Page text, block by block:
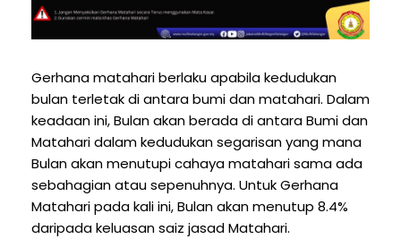
Gerhana matahari berlaku apabila kedudukan
bulan terletak di antara bumi dan matahari. Dalam
keadaan ini, Bulan akan berada di antara Bumi dan
Matahari dalam kedudukan segarisan yang mana
Bulan akan menutupi cahaya matahari sama ada
sebahagian atau sepenuhnya. Untuk Gerhana
Matahari pada kali ini, Bulan akan menutup 8.4%
daripada keluasan saiz jasad Matahari.